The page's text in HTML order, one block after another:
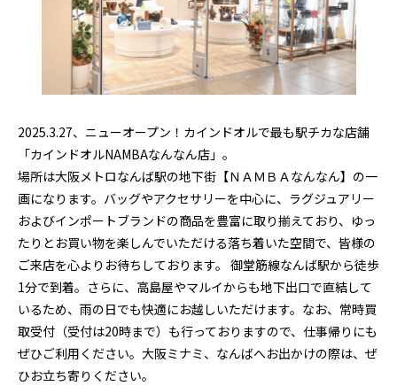
2025.3.27、ニューオープン！カインドオルで最も駅チカな店舗
「カインドオルNAMBAなんなん店」。
場所は大阪メトロなんば駅の地下街【ＮＡＭＢＡなんなん】の一
画になります。バッグやアクセサリーを中心に、ラグジュアリー
およびインポートブランドの商品を豊富に取り揃えており、ゆっ
たりとお買い物を楽しんでいただける落ち着いた空間で、皆様の
ご来店を心よりお待ちしております。 御堂筋線なんば駅から徒歩
1分で到着。さらに、高島屋やマルイからも地下出口で直結して
いるため、雨の日でも快適にお越しいただけます。なお、常時買
取受付（受付は20時まで）も行っておりますので、仕事帰りにも
ぜひご利用ください。大阪ミナミ、なんばへお出かけの際は、ぜ
ひお立ち寄りください。